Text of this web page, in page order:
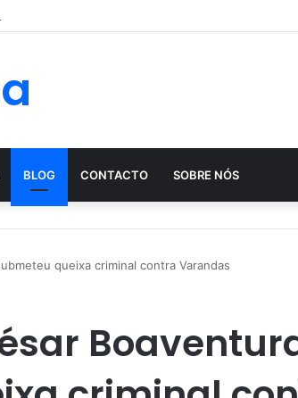
histórica das apostas ao longo dos séculos
BLOG CONTACTO SOBRE NÓS
queixa criminal contra Varandas